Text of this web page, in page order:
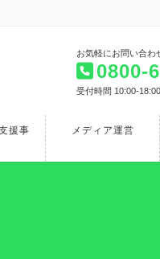
お気軽にお問い合わ
0800-
受付時間 10:00-
援事
メディア運営